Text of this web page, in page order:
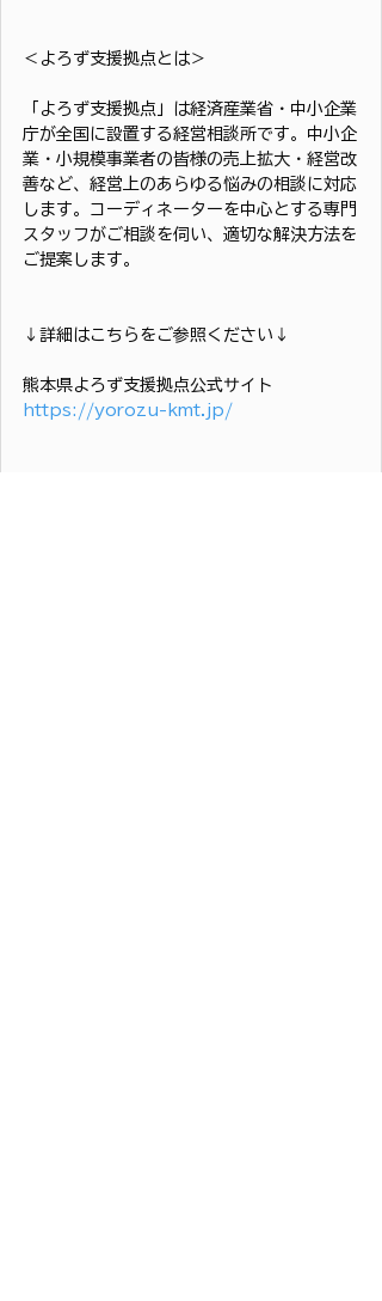
＜よろず支援拠点とは＞
「よろず支援拠点」は経済産業省・中小企業
庁が全国に設置する経営相談所です。中小企
業・小規模事業者の皆様の売上拡大・経営改
善など、経営上のあらゆる悩みの相談に対応
します。コーディネーターを中心とする専門
スタッフがご相談を伺い、適切な解決方法を
ご提案します。
↓詳細はこちらをご参照ください↓
熊本県よろず支援拠点公式サイト
https://yorozu-kmt.jp/